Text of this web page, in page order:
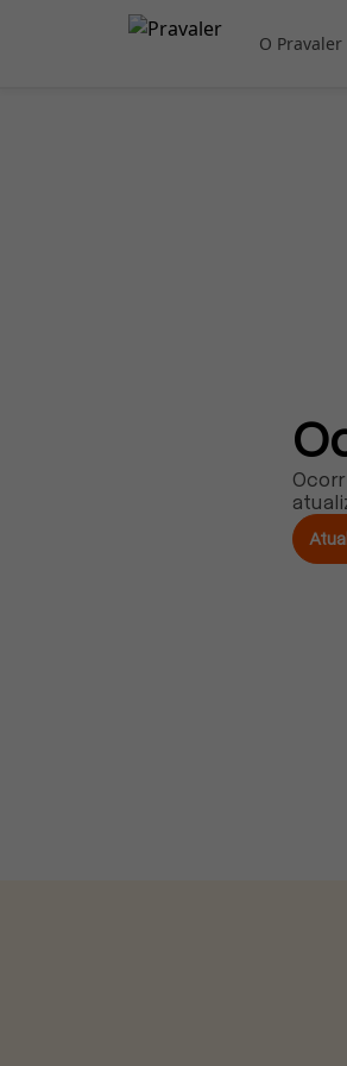
Pular para o conteúdo principal
O Pravaler